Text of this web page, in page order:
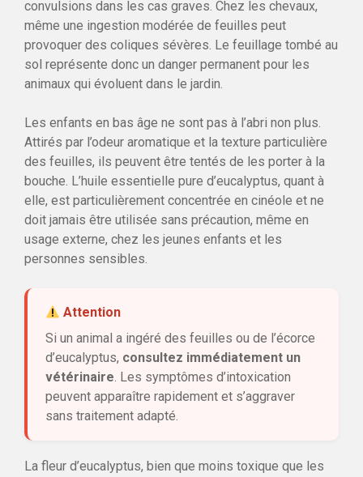
convulsions dans les cas graves. Chez les chevaux,
même une ingestion modérée de feuilles peut
provoquer des coliques sévères. Le feuillage tombé au
sol représente donc un danger permanent pour les
animaux qui évoluent dans le jardin.
Les enfants en bas âge ne sont pas à l’abri non plus.
Attirés par l’odeur aromatique et la texture particulière
des feuilles, ils peuvent être tentés de les porter à la
bouche. L’huile essentielle pure d’eucalyptus, quant à
elle, est particulièrement concentrée en cinéole et ne
doit jamais être utilisée sans précaution, même en
usage externe, chez les jeunes enfants et les
personnes sensibles.
Attention
Si un animal a ingéré des feuilles ou de l’écorce
d’eucalyptus, consultez immédiatement un
vétérinaire. Les symptômes d’intoxication
peuvent apparaître rapidement et s’aggraver
sans traitement adapté.
La fleur d’eucalyptus, bien que moins toxique que les